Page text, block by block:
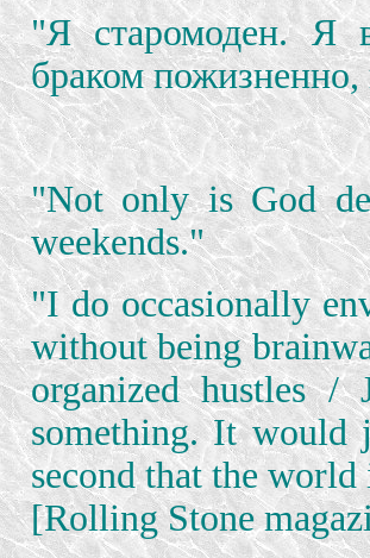
"Я старомоден. Я
браком пожизненно,
"Not only is God
weekends."
"I do occasionally
without being
organized hustles
something. It would
second that the
[Rolling Stone